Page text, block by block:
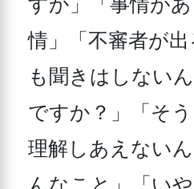
情」「不審者が
も聞きはしない
ですか？」「そ
理解しあえない
んなこと」「い